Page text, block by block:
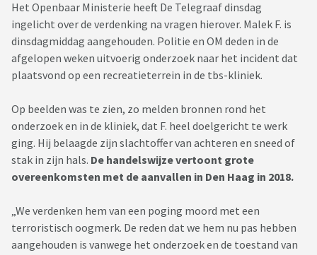
Het Openbaar Ministerie heeft De Telegraaf dinsdag
ingelicht over de verdenking na vragen hierover. Malek F. is
dinsdagmiddag aangehouden. Politie en OM deden in de
afgelopen weken uitvoerig onderzoek naar het incident dat
plaatsvond op een recreatieterrein in de tbs-kliniek.
Op beelden was te zien, zo melden bronnen rond het
onderzoek en in de kliniek, dat F. heel doelgericht te werk
ging. Hij belaagde zijn slachtoffer van achteren en sneed of
stak in zijn hals. De handelswijze vertoont grote
overeenkomsten met de aanvallen in Den Haag in 2018.
„We verdenken hem van een poging moord met een
terroristisch oogmerk. De reden dat we hem nu pas hebben
aangehouden is vanwege het onderzoek en de toestand van